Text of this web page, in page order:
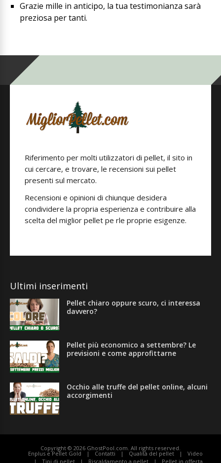
Grazie mille in anticipo, la tua testimonianza sarà
preziosa per tanti.
Riferimento per molti utilizzatori di pellet, il sito in
cui cercare, e trovare, le recensioni sui pellet
presenti sul mercato.
Recensioni e opinioni di chiunque desidera
condividere la propria esperienza e contribuire alla
scelta del miglior pellet pe rle proprie esigenze.
Ultimi inserimenti
Pellet chiaro oppure scuro, ci interessa
davvero?
Pellet più economico a settembre? Le
previsioni e come approfittarne
Occhio alle truffe del pellet online, alcuni
accorgimenti
Copyright © 2026 GhostPool.com. All rights reserved.
Enplus e Pellet Gold Contatti Qualità del pellet
Video
Tipi di pellet
Riscaldamento a pellet Pellet in offerta